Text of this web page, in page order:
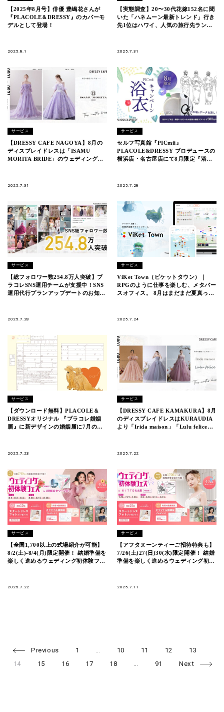
【2025年8月号】俳優 豊嶋花さんが
『PLACOLE＆DRESSY』のカバーモ
デルとして登場！
2025.8.1
【実態調査】20〜30代花嫁152名に聞
いた「ハネムーン最新トレンド」行き
先1位はハワイ、人気の旅行先ランキ
2025.7.31
サービス
【DRESSY CAFE NAGOYA】8月の
ディスプレイドレスは「ISAMU
MORITA BRIDE」のウェディングド
2025.7.31
サービス
セルフ写真館『PICmii』
PLACOLE&DRESSY プロデュースの
横浜店・名古屋店にて8月限定『浴衣
2025.7.28
サービス
【総フォロワー数254.8万人突破】プ
ラコレSNS運用チームが支援中！SNS
運用代行プランアップデートのお知ら
2025.7.28
サービス
ViKet Town（ビケットタウン）｜
RPGのように仕事を楽しむ、メタバー
スオフィス。 8月はまだまだ夏真っ盛
2025.7.24
サービス
【ダウンロード無料】PLACOLE＆
DRESSYオリジナル 『プラコレ婚姻
届』に新デザインの婚姻届に7月の新
2025.7.23
サービス
【DRESSY CAFE KAMAKURA】8月
のディスプレイドレスはKURAUDIA
より「Irida maison」「Lulu felice」
2025.7.22
サービス
【全国1,700以上の式場紹介が可能】
8/2(土)-8/4(月)限定開催！ 結婚準備を
楽しく進めるウェディング初体験フェ
2025.7.22
サービス
【アフタヌーンティーご招待特典も】
7/26(土)27(日)30(水)限定開催！ 結婚
準備を楽しく進めるウェディング初体
2025.7.11
Posts
navigation
Previous 1 10 11 12 13
14 15 16 17 18 91 Next